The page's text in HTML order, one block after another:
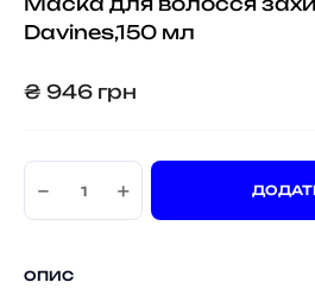
Davines,150 мл
₴ 946 грн
− +
ОПИС